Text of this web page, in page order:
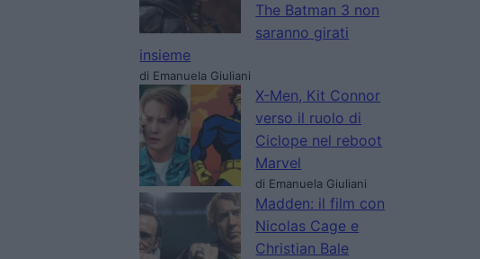
The Batman 3 non
saranno girati
insieme
di Emanuela Giuliani
X-Men, Kit Connor
verso il ruolo di
Ciclope nel reboot
Marvel
di Emanuela Giuliani
Madden: il film con
Nicolas Cage e
Christian Bale